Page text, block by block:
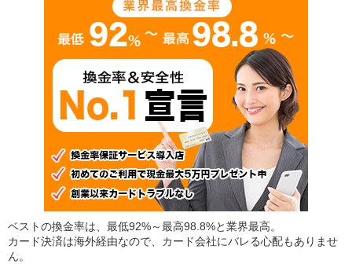
ベストの換金率は、最低92%～最高98.8%と業界最高。
カード決済は海外経由なので、カード会社にバレる心配もありませ
ん。